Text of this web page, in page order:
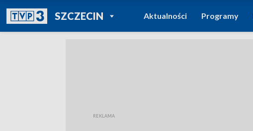
SZCZECINPOWRÓT DO
TVP REGIONY
Aktualności Programy